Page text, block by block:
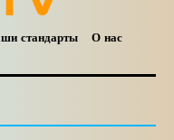
стандарты
О нас